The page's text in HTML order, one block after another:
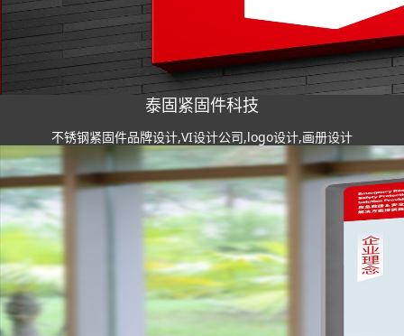
泰固紧固件科技
不锈钢紧固件品牌设计,VI设计公司,logo设计,画册设计